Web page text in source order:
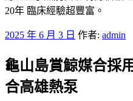
20年 臨床經驗超豐富。
發
於
2025 年 6 月 3 日 作者: admin
龜山島賞鯨媒合採
合高雄熱泵